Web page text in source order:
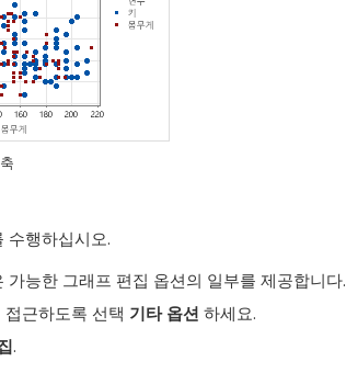
수행하십시오.
가능한 그래프 편집 옵션의 일부를 제공합니다.
근하도록 선택 기타 옵션 하세요.
.